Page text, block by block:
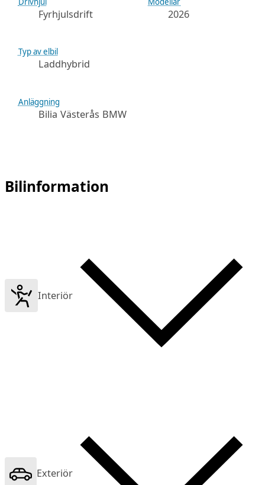
Fyrhjulsdrift 2026
Typ av elbil
Laddhybrid
Anläggning
Bilia Västerås BMW
Bilinformation
Interiör
Exteriör